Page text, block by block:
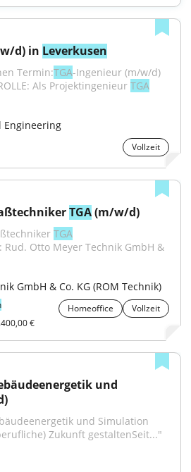
d) in Leverkusen
Termin:TGA-Ingenieur (m/w/d)
Als Projektingenieur TGA
Engineering
Vollzeit
TGA (m/w/d)
TGA
Otto Meyer Technik GmbH &
GmbH & Co. KG (ROM Technik)
Homeoffice
Vollzeit
€
und
und Simulation
Zukunft gestaltenSeit..."